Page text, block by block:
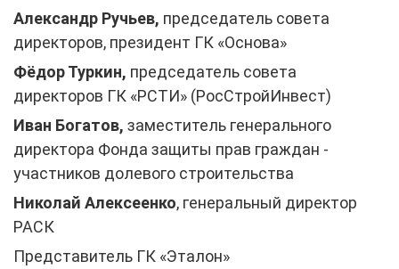
Александр Ручьев, председатель совета
директоров, президент ГК «Основа»
Фёдор Туркин, председатель совета
директоров ГК «РСТИ» (РосСтройИнвест)
Иван Богатов, заместитель генерального
директора Фонда защиты прав граждан -
участников долевого строительства
Николай Алексеенко, генеральный директор
РАСК
Представитель ГК «Эталон»